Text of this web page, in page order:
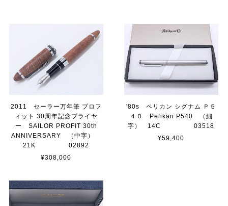
2011 セーラー万年筆 プロフ
ィット 30周年記念ブライヤ
ー SAILOR PROFIT 30th
ANNIVERSARY （中字）
21K 02892
¥308,000
'80s ペリカン シグナム Ｐ５
４０ Pelikan P540 （細
字） 14C 03518
¥59,400